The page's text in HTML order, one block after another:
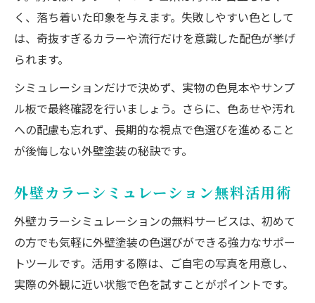
く、落ち着いた印象を与えます。失敗しやすい色として
は、奇抜すぎるカラーや流行だけを意識した配色が挙げ
られます。
シミュレーションだけで決めず、実物の色見本やサンプ
ル板で最終確認を行いましょう。さらに、色あせや汚れ
への配慮も忘れず、長期的な視点で色選びを進めること
が後悔しない外壁塗装の秘訣です。
外壁カラーシミュレーション無料活用術
外壁カラーシミュレーションの無料サービスは、初めて
の方でも気軽に外壁塗装の色選びができる強力なサポー
トツールです。活用する際は、ご自宅の写真を用意し、
実際の外観に近い状態で色を試すことがポイントです。